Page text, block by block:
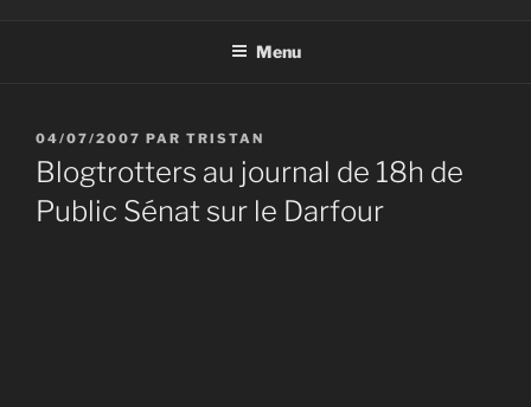
Menu
PUBLIÉ
LE
04/07/2007 PAR TRISTAN
Blogtrotters au journal de 18h de
Public Sénat sur le Darfour